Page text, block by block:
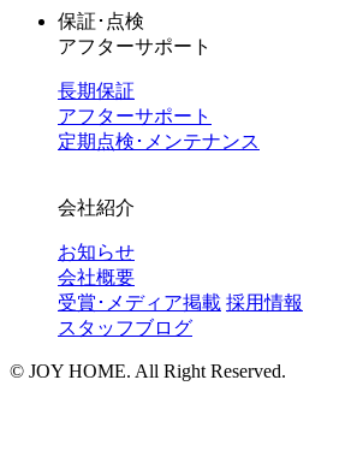
保証･点検
アフターサポート
長期保証
アフターサポート
定期点検･メンテナンス
会社紹介
お知らせ
会社概要
受賞･メディア掲載 採用情報
スタッフブログ
©︎ JOY HOME. All Right Reserved.